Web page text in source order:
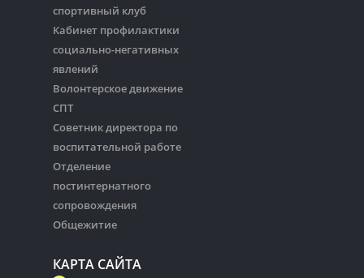
спортивный клуб
Кабинет профилактики
социально-негативных
явлений
Волонтерское движение
СПТ
Советник директора по
воспитательной работе
Отделение
постинтернатного
сопровождения
Общежитие
КАРТА САЙТА